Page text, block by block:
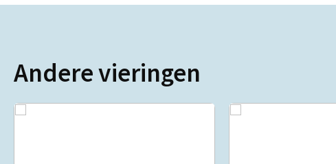
Andere vieringen